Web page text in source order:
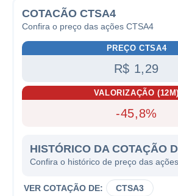
COTACÃO CTSA4
Confira o preço das ações CTSA4
PREÇO CTSA4
R$ 1,29
VALORIZAÇÃO (12M)
-45,8%
HISTÓRICO DA COTAÇÃO
Confira o histórico de preço das
VER COTAÇÃO DE: CTSA3